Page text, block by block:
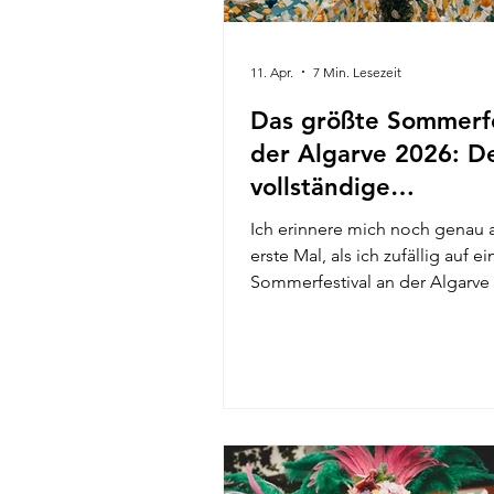
Das größte
der Algarve 2026:
vollständige
Ich erinnere mich noch genau
erste Mal, als ich zufällig auf
Sommerfestival an der Algarve
gleichen Rhythmus bewegten.
dieses Gefühl versuche ich
11. Apr. 7 Min. Lesezeit